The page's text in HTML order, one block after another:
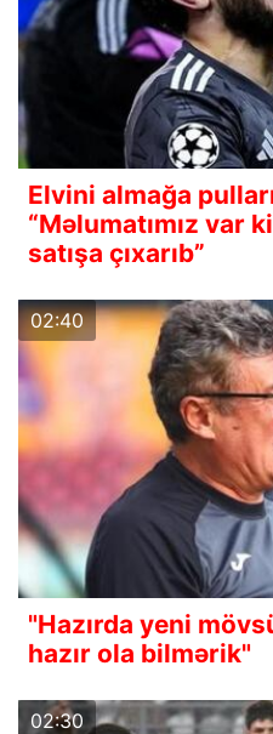
Elvini almağa
“Məlumatımız var
satışa çıxarıb”
02:40
"Hazırda yeni
hazır ola bilmərik"
02:30